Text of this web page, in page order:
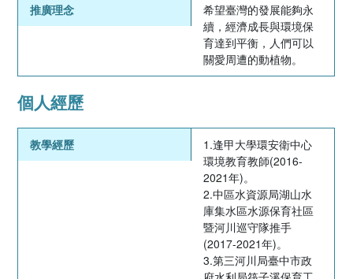
推廣理念
希望臺灣的發展能夠永
續，經濟成長與環境保
育達到平衡，人們可以
關愛周遭的動植物。
個人經歷
教學經歷
1.逢甲大學環安衛中心
環境教育教師(2016-
2021年)。
2.中區水資源局湖山水
庫集水區水源保育社區
暨河川巡守隊推手
(2017-2021年)。
3.第三河川局臺中市政